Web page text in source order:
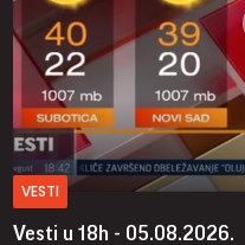
VESTI
Vesti u 18h - 05.08.2026.